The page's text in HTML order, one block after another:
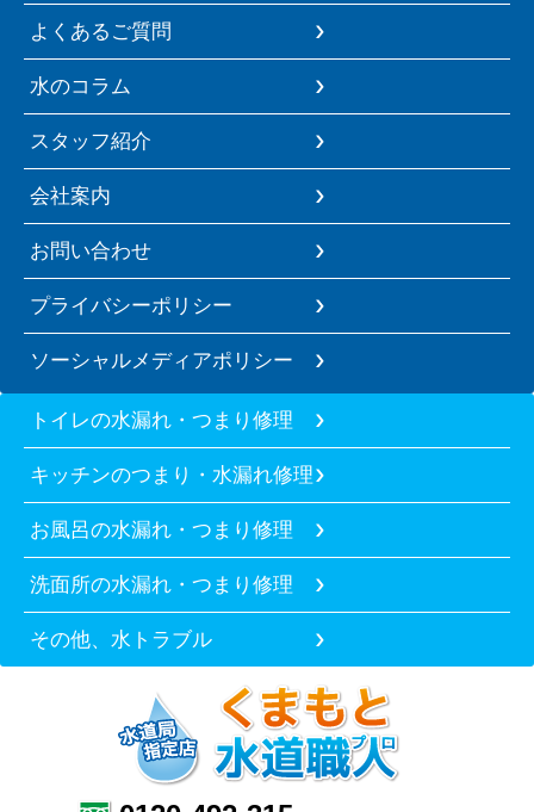
よくあるご質問
水のコラム
スタッフ紹介
会社案内
お問い合わせ
プライバシーポリシー
ソーシャルメディアポリシー
トイレの水漏れ・つまり修理
キッチンのつまり・水漏れ修理
お風呂の水漏れ・つまり修理
洗面所の水漏れ・つまり修理
その他、水トラブル